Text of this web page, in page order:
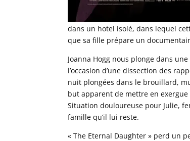
dans un hotel isolé, dans lequel
que sa fille prépare un
Joanna Hogg nous plonge dans
l’occasion d’une dissection des
nuit plongées dans le brouillard,
but apparent de mettre en
Situation douloureuse pour Julie,
famille qu’il lui reste.
« The Eternal Daughter » perd un